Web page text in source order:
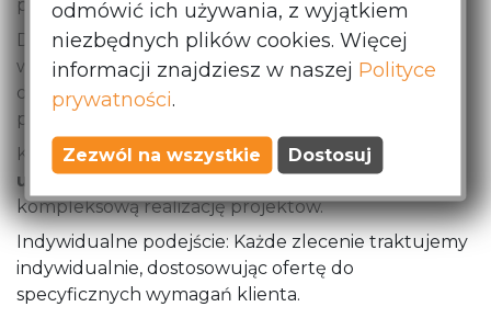
potrzeb.
Doświadczeni operatorzy: Nasz zespół to
wykwalifikowani specjaliści z wieloletnim
doświadczeniem, gwarantujący bezpieczne i
profesjonalne wykonanie każdej usługi.
Kompleksowa obsługa: Oferujemypełen zakres
usług dźwigowych, od wynajmu sprzętu po
kompleksową realizację projektów.
Indywidualne podejście: Każde zlecenie traktujemy
indywidualnie, dostosowując ofertę do
specyficznych wymagań klienta.
odmówić ich używania, z wyjątkiem
niezbędnych plików cookies. Więcej
informacji znajdziesz w naszej Polityce
prywatności.
Zezwól na wszystkie Dostosuj